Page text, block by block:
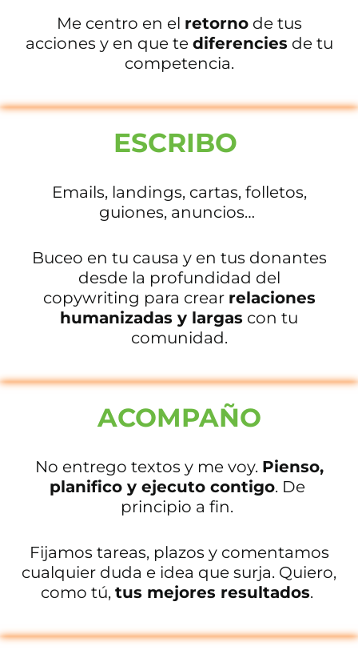
Me centro en el retornode tus
acciones y en que te diferenciesde tu
competencia.
ESCRIBO
Emails, landings, cartas, folletos,
guiones, anuncios…
Buceo en tu causa y en tus donantes
desde la profundidad del
copywriting para crear relaciones
humanizadas y largas con tu
comunidad.
ACOMPAÑO
No entrego textos y me voy. Pienso,
planifico y ejecuto contigo. De
principio a fin.
Fijamos tareas, plazos y comentamos
cualquier duda e idea que surja. Quiero,
como tú, tus mejores resultados.